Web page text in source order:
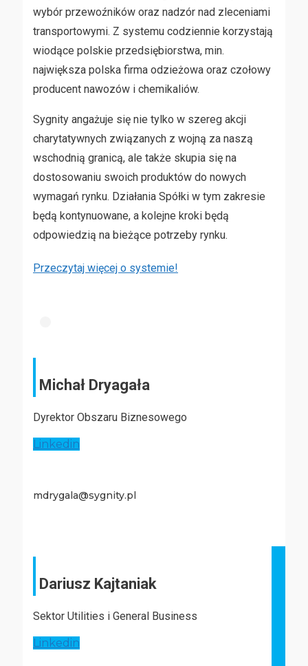
wybór przewoźników oraz nadzór nad zleceniami
transportowymi. Z systemu codziennie korzystają
wiodące polskie przedsiębiorstwa, min.
największa polska firma odzieżowa oraz czołowy
producent nawozów i chemikaliów.
Sygnity angażuje się nie tylko w szereg akcji
charytatywnych związanych z wojną za naszą
wschodnią granicą, ale także skupia się na
dostosowaniu swoich produktów do nowych
wymagań rynku. Działania Spółki w tym zakresie
będą kontynuowane, a kolejne kroki będą
odpowiedzią na bieżące potrzeby rynku.
Przeczytaj więcej o systemie!
Michał Dryagała
Dyrektor Obszaru Biznesowego
Linkedin
mdrygala@sygnity.pl
Dariusz Kajtaniak
Sektor Utilities i General Business
Linkedin